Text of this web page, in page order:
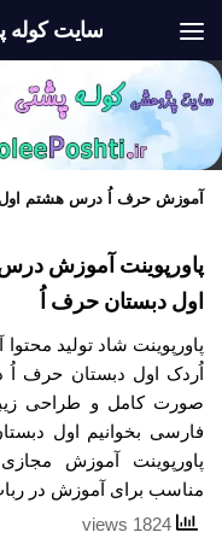
سایت کوله
آموزش حرف اُ درس هشتم اول
پاورپوینت آموزش
اول دبستان حرف اُ
پاورپوینت شاد تولید
اُردک اول دبستان حرف اُ
صورت کامل و طراحی
فارسی بخوانیم اول
پاورپوینت آموزش
مناسب برای آموزش در